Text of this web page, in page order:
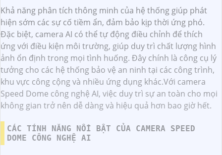
Khả năng phân tích thông minh của hệ thống giúp phát
hiện sớm các sự cố tiềm ẩn, đảm bảo kịp thời ứng phó.
Đặc biệt, camera AI có thể tự động điều chỉnh để thích
ứng với điều kiện môi trường, giúp duy trì chất lượng hình
ảnh ổn định trong mọi tình huống. Đây chính là công cụ lý
tưởng cho các hệ thống bảo vệ an ninh tại các công trình,
khu vực công cộng và nhiều ứng dụng khác.Với camera
Speed Dome công nghệ AI, việc duy trì sự an toàn cho mọi
không gian trở nên dễ dàng và hiệu quả hơn bao giờ hết.
CÁC TÍNH NĂNG NỔI BẬT CỦA CAMERA SPEED
DOME CÔNG NGHỆ AI